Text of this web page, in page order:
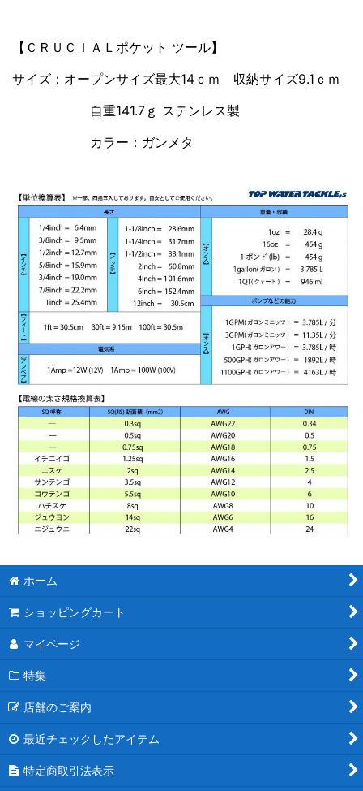
【ＣＲＵＣＩＡＬポケット ツール】
サイズ：オープンサイズ最大14ｃｍ 収納サイズ9.1ｃｍ
自重141.7ｇ ステンレス製
カラー：ガンメタ
ホーム
ショッピングカート
マイページ
特集
店舗のご案内
最近チェックしたアイテム
特定商取引法表示